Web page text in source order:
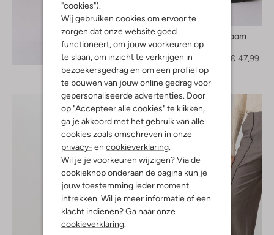
"cookies").
Wij gebruiken cookies om ervoor te
zorgen dat onze website goed
functioneert, om jouw voorkeuren op
te slaan, om inzicht te verkrijgen in
bezoekersgedrag en om een profiel op
te bouwen van jouw online gedrag voor
gepersonaliseerde advertenties. Door
op "Accepteer alle cookies" te klikken,
ga je akkoord met het gebruik van alle
cookies zoals omschreven in onze
privacy- en cookieverklaring
Wil je je voorkeuren wijzigen? Via de
cookieknop onderaan de pagina kun je
jouw toestemming ieder moment
intrekken. Wil je meer informatie of een
klacht indienen? Ga naar onze
cookieverklaring
Ontdek de look
Levete Room
Pantalon
€ 47,99